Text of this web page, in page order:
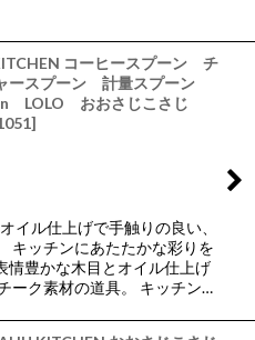
コーヒースプーン チ
スプーン 計量スプーン
LOLO おおさじこさじ
]
イル仕上げで手触りの良い、
キッチンにあたたかな彩りを
情豊かな木目とオイル仕上げ
ーク素材の道具。 キッチン…